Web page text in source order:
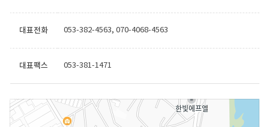
대표전화 053-382-4563, 070-4068-4563
대표팩스 053-381-1471